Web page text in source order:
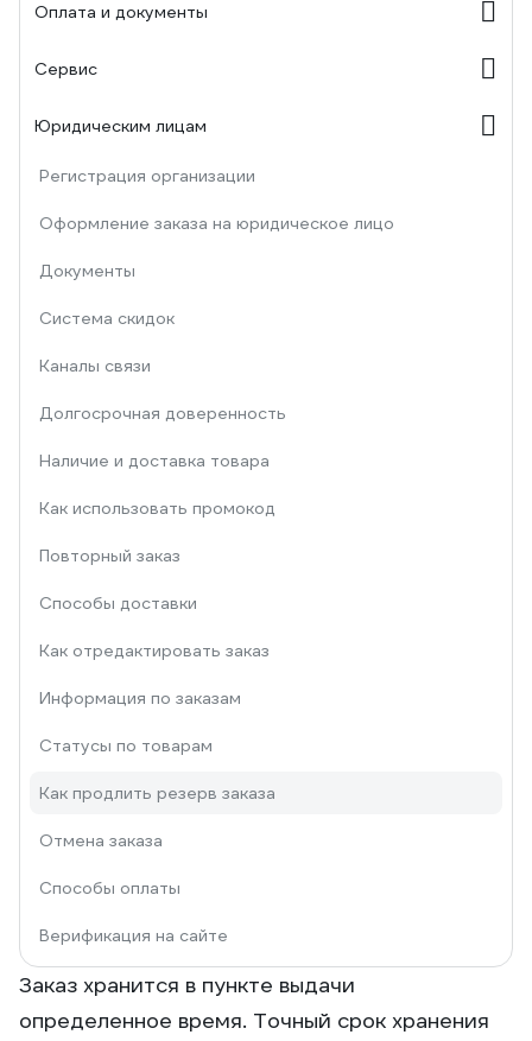
Оплата и документы
Сервис
Юридическим лицам
Регистрация организации
Оформление заказа на юридическое лицо
Документы
Система скидок
Каналы связи
Долгосрочная доверенность
Наличие и доставка товара
Как использовать промокод
Повторный заказ
Способы доставки
Как отредактировать заказ
Информация по заказам
Статусы по товарам
Как продлить резерв заказа
Отмена заказа
Способы оплаты
Верификация на сайте
Заказ хранится в пункте выдачи
определенное время. Точный срок хранения